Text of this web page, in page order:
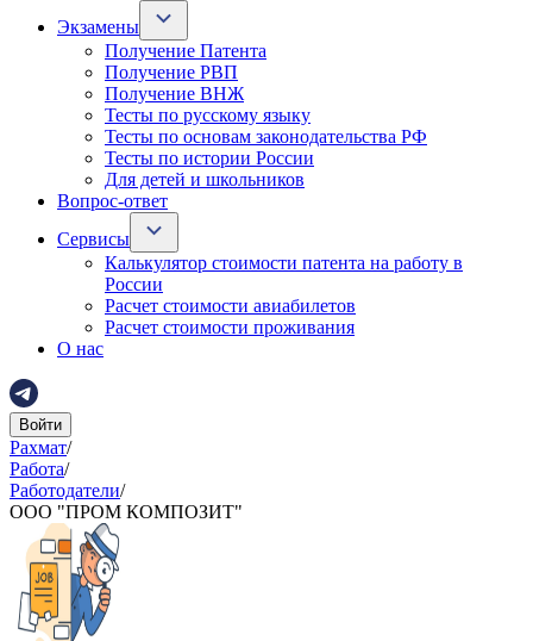
Экзамены
Получение Патента
Получение РВП
Получение ВНЖ
Тесты по русскому языку
Тесты по основам законодательства РФ
Тесты по истории России
Для детей и школьников
Вопрос-ответ
Сервисы
Калькулятор стоимости патента на работу в
России
Расчет стоимости авиабилетов
Расчет стоимости проживания
О нас
Войти
Рахмат/
Работа/
Работодатели/
ООО "ПРОМ КОМПОЗИТ"